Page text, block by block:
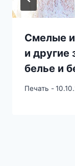
Смелые
и другие
белье и
Печать -